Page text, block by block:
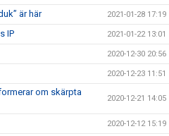
är här 2021-01-28 17:19
IP 2021-01-22 13:01
2020-12-30 20:56
2020-12-23 11:51
om skärpta
2020-12-21 14:05
2020-12-12 15:19